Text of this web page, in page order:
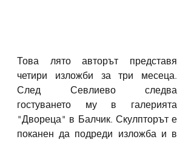
Това лято авторът представя
четири изложби за три месеца.
След Севлиево следва
гостуването му в галерията
"Двореца" в Балчик. Скулпторът е
поканен да подреди изложба и в